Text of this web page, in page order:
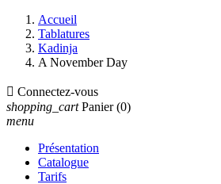
Accueil
Tablatures
Kadinja
A November Day
 Connectez-vous
shopping_cart Panier (0)
menu
Présentation
Catalogue
Tarifs